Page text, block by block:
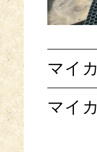
マイカ
マイカ